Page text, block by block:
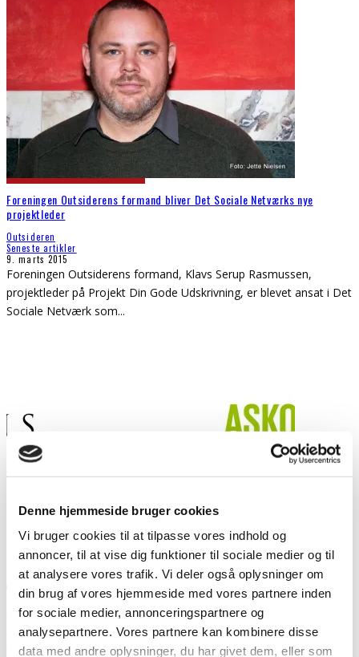
Denne hjemmeside bruger cookies
Vi bruger cookies til at tilpasse vores indhold og
annoncer, til at vise dig funktioner til sociale medier og til
at analysere vores trafik. Vi deler også oplysninger om
din brug af vores hjemmeside med vores partnere inden
for sociale medier, annonceringspartnere og
analysepartnere. Vores partnere kan kombinere disse
data med andre oplysninger, du har givet dem, eller som
Foreningen Outsiderens formand bliver Det Sociale Netværks nye
projektleder
Outsideren
Seneste artikler
9. marts 2015
Foreningen Outsiderens formand, Klavs Serup Rasmussen,
projektleder på Projekt Din Gode Udskrivning, er blevet ansat i Det
Sociale Netværk som...
Rehabiliteringsprojekt SPIS – for dig med en spiseforstyrrelse
Outsideren
Seneste artikler
17. november 2014